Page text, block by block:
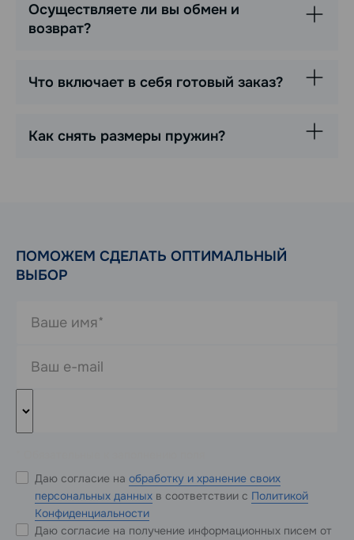
Осуществляете ли вы обмен и
возврат?
Что включает в себя готовый заказ?
Как снять размеры пружин?
ПОМОЖЕМ СДЕЛАТЬ ОПТИМАЛЬНЫЙ
ВЫБОР
Даю согласие на обработку и хранение своих
персональных данных в соответствии с Политикой
Конфиденциальности
Даю согласие на получение информационных писем от